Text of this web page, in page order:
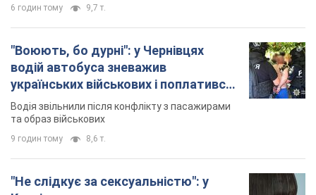
"Не слідкує за сексуальністю": у
Києві консультант салону краси
образив жінку після хімієтерапії,
розгорівся скандал. Фото
зовнішності жінки, сказавши, що вона носить
"чоловічу стрижку"
3 години тому